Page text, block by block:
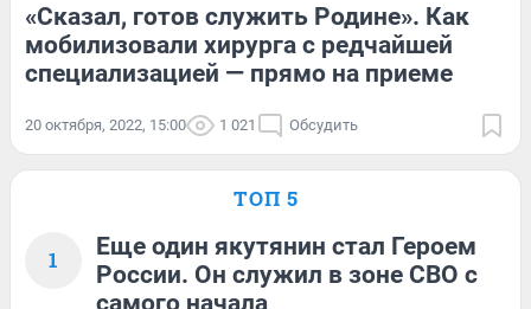
«Сказал, готов служить Родине». Как
мобилизовали хирурга с редчайшей
специализацией — прямо на приеме
20 октября, 2022, 15:00 1 021 Обсудить
ТОП 5
1
Еще один якутянин стал Героем
России. Он служил в зоне СВО с
самого начала